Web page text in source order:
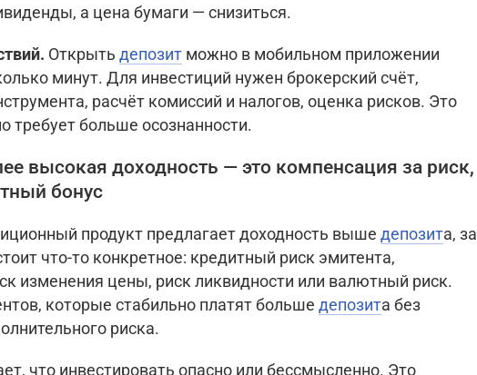
а цена бумаги — снизиться.
Открыть депозит можно в мобильном приложении
минут. Для инвестиций нужен брокерский счёт,
расчёт комиссий и налогов, оценка рисков. Это
требует больше осознанности.
высокая доходность — это компенсация за риск,
бонус
продукт предлагает доходность выше депозита, за
что-то конкретное: кредитный риск эмитента,
изменения цены, риск ликвидности или валютный риск.
которые стабильно платят больше депозита без
риска.
что инвестировать опасно или бессмысленно. Это